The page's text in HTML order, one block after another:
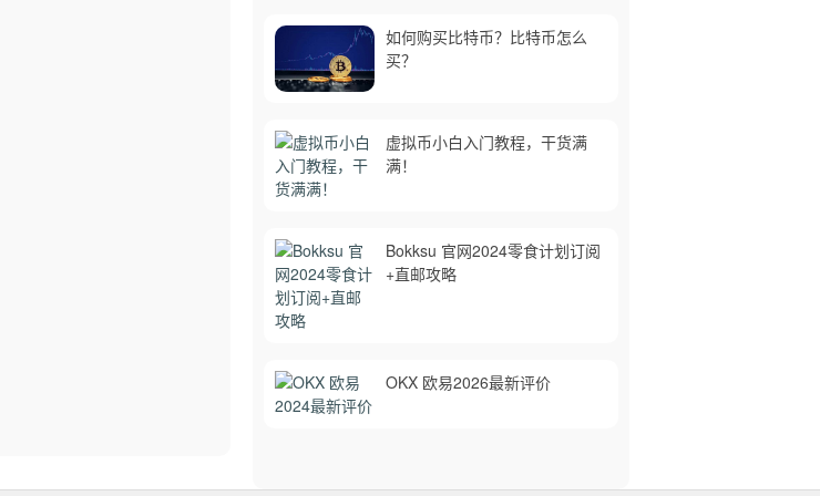
如何购买比特币？比特币怎么
买？
虚拟币小白入门教程，干货满
满！
Bokksu 官网2024零食计划订阅
+直邮攻略
OKX 欧易2026最新评价